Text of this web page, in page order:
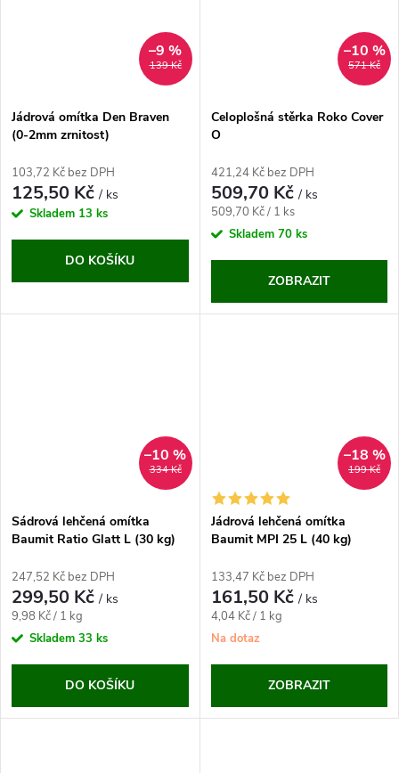
139 Kč
–9 %
Jádrová omítka Den Braven
(0-2mm zrnitost)
103,72 Kč bez DPH
125,50 Kč/ ks
Skladem 13 ks
DO KOŠÍKU
571 Kč
–10 %
Celoplošná stěrka Roko Cover
O
421,24 Kč bez DPH
509,70 Kč/ ks
Měrná
cena:
509,70 Kč / 1 ks
Skladem 70 ks
ZOBRAZIT
334 Kč
–10 %
Sádrová lehčená omítka
Baumit Ratio Glatt L (30 kg)
247,52 Kč bez DPH
299,50 Kč/ ks
Měrná
cena:
9,98 Kč / 1 kg
Skladem 33 ks
DO KOŠÍKU
199 Kč
–18 %
Jádrová lehčená omítka
Baumit MPI 25 L (40 kg)
133,47 Kč bez DPH
161,50 Kč/ ks
Měrná
cena:
4,04 Kč / 1 kg
Na dotaz
ZOBRAZIT